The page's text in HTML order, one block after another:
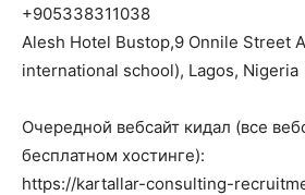
+905338311038
Alesh Hotel Bustop,9 Onnile Street
international school), Lagos, Nigeria
Очередной вебсайт кидал (все
бесплатном хостинге):
https://kartallar-consulting-